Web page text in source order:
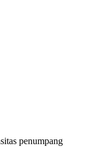
penumpang